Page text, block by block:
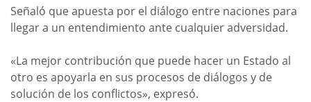
Señaló que apuesta por el diálogo entre naciones para
llegar a un entendimiento ante cualquier adversidad.
«La mejor contribución que puede hacer un Estado al
otro es apoyarla en sus procesos de diálogos y de
solución de los conflictos», expresó.